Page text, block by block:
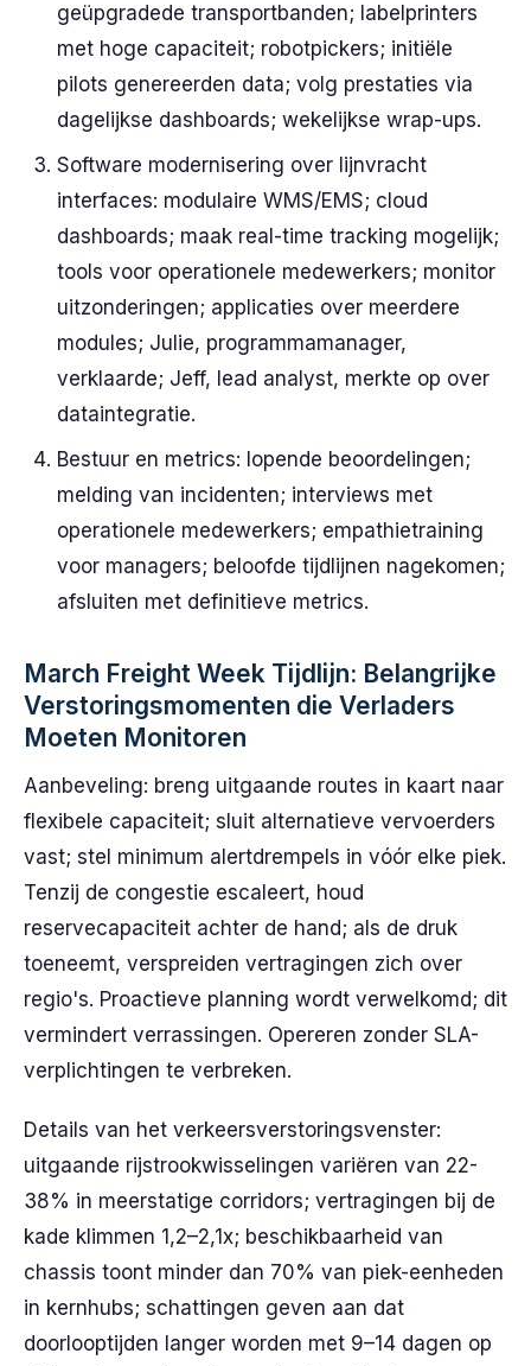
geüpgradede transportbanden; labelprinters
met hoge capaciteit; robotpickers; initiële
pilots genereerden data; volg prestaties via
dagelijkse dashboards; wekelijkse wrap-ups.
Software modernisering over lijnvracht
interfaces: modulaire WMS/EMS; cloud
dashboards; maak real-time tracking mogelijk;
tools voor operationele medewerkers; monitor
uitzonderingen; applicaties over meerdere
modules; Julie, programmamanager,
verklaarde; Jeff, lead analyst, merkte op over
dataintegratie.
Bestuur en metrics: lopende beoordelingen;
melding van incidenten; interviews met
operationele medewerkers; empathietraining
voor managers; beloofde tijdlijnen nagekomen;
afsluiten met definitieve metrics.
March Freight Week Tijdlijn: Belangrijke
Verstoringsmomenten die Verladers
Moeten Monitoren
Aanbeveling: breng uitgaande routes in kaart naar
flexibele capaciteit; sluit alternatieve vervoerders
vast; stel minimum alertdrempels in vóór elke piek.
Tenzij de congestie escaleert, houd
reservecapaciteit achter de hand; als de druk
toeneemt, verspreiden vertragingen zich over
regio's. Proactieve planning wordt verwelkomd; dit
vermindert verrassingen. Opereren zonder SLA-
verplichtingen te verbreken.
Details van het verkeersverstoringsvenster:
uitgaande rijstrookwisselingen variëren van 22-
38% in meerstatige corridors; vertragingen bij de
kade klimmen 1,2–2,1x; beschikbaarheid van
chassis toont minder dan 70% van piek-eenheden
in kernhubs; schattingen geven aan dat
doorlooptijden langer worden met 9–14 dagen op